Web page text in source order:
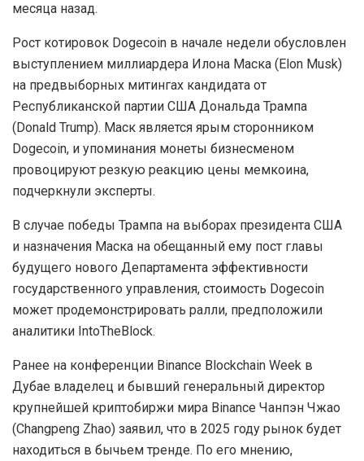
месяца назад.
Рост котировок Dogecoin в начале недели обусловлен
выступлением миллиардера Илона Маска (Elon Musk)
на предвыборных митингах кандидата от
Республиканской партии США Дональда Трампа
(Donald Trump). Маск является ярым сторонником
Dogecoin, и упоминания монеты бизнесменом
провоцируют резкую реакцию цены мемкоина,
подчеркнули эксперты.
В случае победы Трампа на выборах президента США
и назначения Маска на обещанный ему пост главы
будущего нового Департамента эффективности
государственного управления, стоимость Dogecoin
может продемонстрировать ралли, предположили
аналитики IntoTheBlock.
Ранее на конференции Binance Blockchain Week в
Дубае владелец и бывший генеральный директор
крупнейшей криптобиржи мира Binance Чанпэн Чжао
(Changpeng Zhao) заявил, что в 2025 году рынок будет
находиться в бычьем тренде. По его мнению,